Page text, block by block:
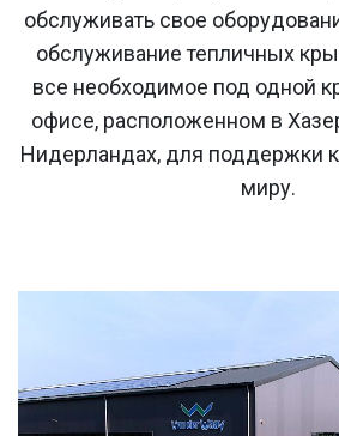
обслуживать свое
обслуживание тепличных
все необходимое под одной
офисе, расположенном в
Нидерландах, для поддержки
миру.